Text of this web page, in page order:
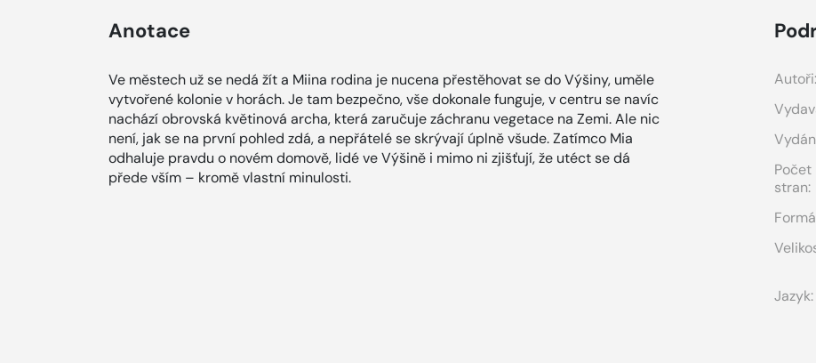
Anotace
Ve městech už se nedá žít a Miina rodina je nucena přestěhovat se do Výšiny, uměle
vytvořené kolonie v horách. Je tam bezpečno, vše dokonale funguje, v centru se navíc
nachází obrovská květinová archa, která zaručuje záchranu vegetace na Zemi. Ale nic
není, jak se na první pohled zdá, a nepřátelé se skrývají úplně všude. Zatímco Mia
odhaluje pravdu o novém domově, lidé ve Výšině i mimo ni zjišťují, že utéct se dá
přede vším – kromě vlastní minulosti.
Autoři:
Počet
stran:
Jazyk: